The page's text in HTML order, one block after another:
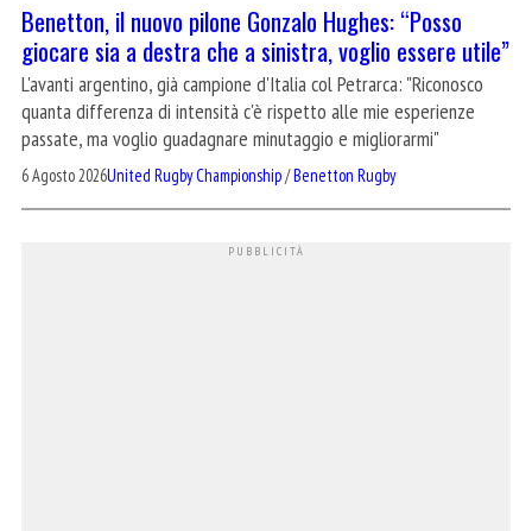
Benetton, il nuovo pilone Gonzalo Hughes: “Posso
giocare sia a destra che a sinistra, voglio essere utile”
L'avanti argentino, già campione d'Italia col Petrarca: "Riconosco
quanta differenza di intensità c'è rispetto alle mie esperienze
passate, ma voglio guadagnare minutaggio e migliorarmi"
6 Agosto 2026United Rugby Championship/Benetton Rugby